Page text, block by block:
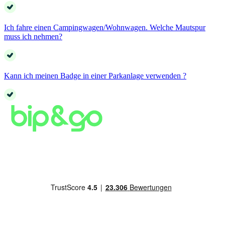
Ich fahre einen Campingwagen/Wohnwagen. Welche Mautspur
muss ich nehmen?
Kann ich meinen Badge in einer Parkanlage verwenden ?